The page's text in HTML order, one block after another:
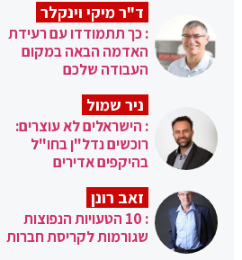
ד"ר מיקי וינקלר
: כך תתמודדו עם רעידת
האדמה הבאה במקום
העבודה שלכם
ניר שמול
: הישראלים לא עוצרים:
רוכשים נדל"ן בחו"ל
בהיקפים אדירים
זאב רונן
: 10 הטעויות הנפוצות
שגורמות לקריסת חברות